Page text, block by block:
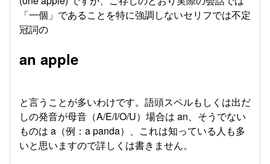
「一個」であることを特に強調しないセリフでは不定
冠詞の
an apple
と言うことが多いわけです。語頭スペルもしくは出だ
しの発音が母音（A/E/I/O/U）場合は an、そうでない
ものは a（例：a panda）、これは知っている人も多
いと思いますので詳しくは書きません。